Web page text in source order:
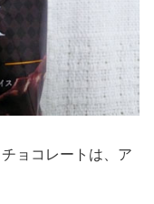
ョコレートは、ア